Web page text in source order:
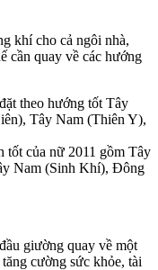
khí cho cả ngôi nhà,
cần quay về các hướng
theo hướng tốt Tây
Tây Nam (Thiên Y),
tốt của nữ 2011 gồm Tây
Nam (Sinh Khí), Đông
giường quay về một
cường sức khỏe, tài